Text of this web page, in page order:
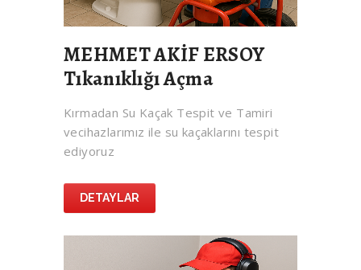
MEHMET AKİF ERSOY
Tıkanıklığı Açma
Kırmadan Su Kaçak Tespit ve Tamiri
vecihazlarımız ile su kaçaklarını tespit
ediyoruz
DETAYLAR